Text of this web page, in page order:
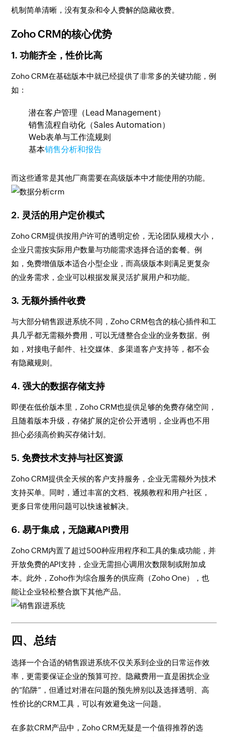
机制简单清晰，没有复杂和令人费解的隐藏收费。
Zoho CRM的核心优势
1.功能齐全，性价比高
Zoho CRM在基础版本中就已经提供了非常多的关键功能，例
如：
潜在客户管理（Lead Management）
销售流程自动化（Sales Automation）
Web表单与工作流规则
基本销售分析和报告
而这些通常是其他厂商需要在高级版本中才能使用的功能。
2. 灵活的用户定价模式
Zoho CRM提供按用户许可的透明定价，无论团队规模大小，
企业只需按实际用户数量与功能需求选择合适的套餐。例
如，免费增值版本适合小型企业，而高级版本则满足更复杂
的业务需求，企业可以根据发展灵活扩展用户和功能。
3.无额外插件收费
与大部分销售跟进系统不同，Zoho CRM包含的核心插件和工
具几乎都无需额外费用，可以无缝整合企业的业务数据。例
如，对接电子邮件、社交媒体、多渠道客户支持等，都不会
有隐藏规则。
4.强大的数据存储支持
即便在低价版本里，Zoho CRM也提供足够的免费存储空间，
且随着版本升级，存储扩展的定价公开透明，企业再也不用
担心必须高价购买存储计划。
5.免费技术支持与社区资源
Zoho CRM提供全天候的客户支持服务，企业无需额外为技术
支持买单。同时，通过丰富的文档、视频教程和用户社区，
更多日常使用问题可以快速被解决。
6.易于集成，无隐藏API费用
Zoho CRM内置了超过500种应用程序和工具的集成功能，并
开放免费的API支持，企业无需担心调用次数限制或附加成
本。此外，Zoho作为综合服务的供应商（Zoho One），也
能让企业轻松整合旗下其他产品。
四、总结
选择一个合适的销售跟进系统不仅关系到企业的日常运作效
率，更需要保证企业的预算可控。隐藏费用一直是困扰企业
的“陷阱”，但通过对潜在问题的预先辨别以及选择透明、高
性价比的CRM工具，可以有效避免这一问题。
在多款CRM产品中，Zoho CRM无疑是一个值得推荐的选